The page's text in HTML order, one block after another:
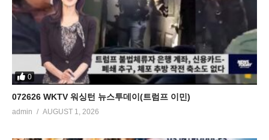
0
072626 WKTV 워싱턴 뉴스투데이(트럼프 이민)
admin AUGUST 1, 2026